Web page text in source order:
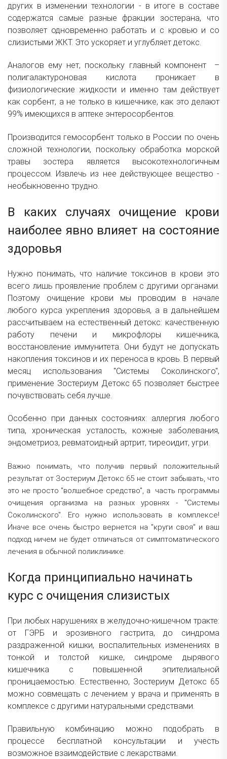
других в изменении технологии - в итоге в составе
содержатся самые разные фракции зостерана, что
позволяет одновременно работать и с кровью и со
слизистыми ЖКТ. Это ускоряет и углубляет детокс.
Аналогов ему нет, поскольку главный компонент –
полигалактуроновая кислота проникает в
физиологические жидкости и именно там действует
как сорбент, а не только в кишечнике, как это делают
99% имеющихся в аптеке энтеросорбентов.
Производится гемосорбент только в России по очень
сложной технологии, поскольку обработка морской
травы зостера является высокотехнологичным
процессом. Извлечь из нее действующее вещество -
необыкновенно трудно.
В каких случаях очищение крови
наиболее явно влияет на состояние
здоровья
Нужно понимать, что наличие токсинов в крови это
всего лишь проявление проблем с другими органами.
Поэтому очищение крови мы проводим в начале
любого курса укрепления здоровья, а в дальнейшем
рассчитываем на естественный детокс: качественную
работу печени и микрофлоры кишечника,
восстановление иммунитета. Они будут не допускать
накопления токсинов и их переноса в кровь. В первый
месяц использования "Системы Соколинского",
применение Зостериум Детокс 65 позволяет быстрее
почувствовать себя лучше.
Особенно при данных состояниях: аллергия любого
типа, хроническая усталость, кожные заболевания,
эндометриоз, ревматоидный артрит, тиреоидит, угри.
Важно понимать, что получив первый положительный
результат от Зостериум Детокс 65 не стоит забывать, что
это не просто "волшебное средство", а часть программы
очищения организма на разных уровнях - "Системы
Соколинского". Его нужно использовать в комплексе!
Иначе все очень быстро вернется на "круги своя" и ваш
подход ничем не будет отличаться от симптоматического
лечения в обычной поликлинике.
Когда принципиально начинать
курс с очищения слизистых
При любых нарушениях в желудочно-кишечном тракте:
от ГЭРБ и эрозивного гастрита, до синдрома
раздраженной кишки, воспалительных изменениях в
тонкой и толстой кишке, синдроме дырявого
кишечника с повышенной эпителиальной
проницаемостью. Естественно, Зостериум Детокс 65
можно совмещать с лечением у врача и применять в
комплексе с другими натуральными средствами.
Правильную комбинацию можно подобрать в
процессе бесплатной консультации и учесть
возможное взаимодействие с лекарствами.